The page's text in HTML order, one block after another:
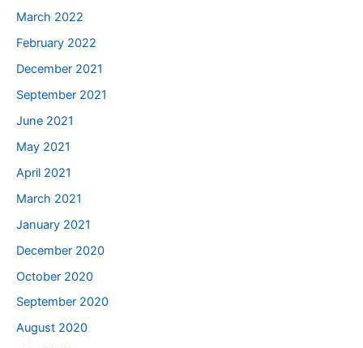
March 2022
February 2022
December 2021
September 2021
June 2021
May 2021
April 2021
March 2021
January 2021
December 2020
October 2020
September 2020
August 2020